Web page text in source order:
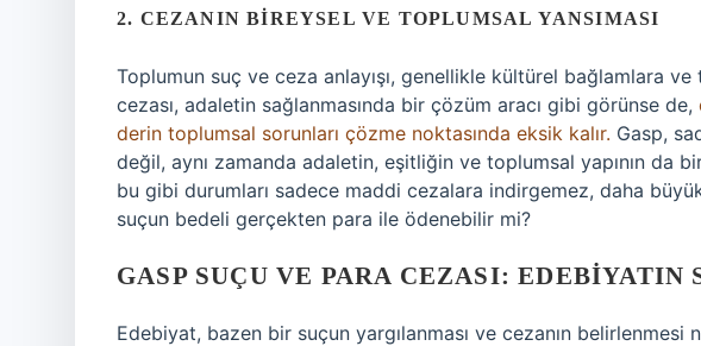
2. CEZANIN BIREYSEL VE TOPLUMSAL YANSIMASI
Toplumun suç ve ceza anlayışı, genellikle kültürel bağlamlara
cezası, adaletin sağlanmasında bir çözüm aracı gibi görünse de,
derin toplumsal sorunları çözme noktasında eksik kalır. Gasp,
değil, aynı zamanda adaletin, eşitliğin ve toplumsal yapının da
bu gibi durumları sadece maddi cezalara indirgemez, daha
suçun bedeli gerçekten para ile ödenebilir mi?
GASP SUÇU VE PARA CEZASI: EDEBIYATIN
Edebiyat, bazen bir suçun yargılanması ve cezanın belirlenmesi